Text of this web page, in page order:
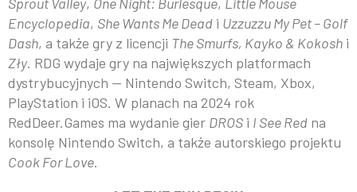
Sprout Valley, One Night: Burlesque, Little Mouse
Encyclopedia, She Wants Me Dead i Uzzuzzu My Pet – Golf
Dash, a także gry z licencji The Smurfs, Kayko & Kokosh i
Zły. RDG wydaje gry na największych platformach
dystrybucyjnych — Nintendo Switch, Steam, Xbox,
PlayStation i iOS. W planach na 2024 rok
RedDeer.Games ma wydanie gier DROS i I See Red na
konsolę Nintendo Switch, a także autorskiego projektu
Cook For Love.